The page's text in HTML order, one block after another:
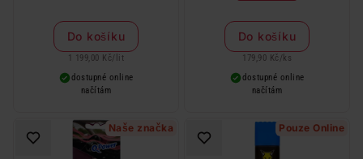
Do košíku
1 199,00 Kč/ lit
dostupné online
načítám
Do košíku
179,90 Kč / ks
dostupné online
načítám
Naše značka Pouze Online